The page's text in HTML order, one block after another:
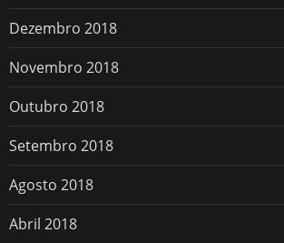
Dezembro 2018
Novembro 2018
Outubro 2018
Setembro 2018
Agosto 2018
Abril 2018